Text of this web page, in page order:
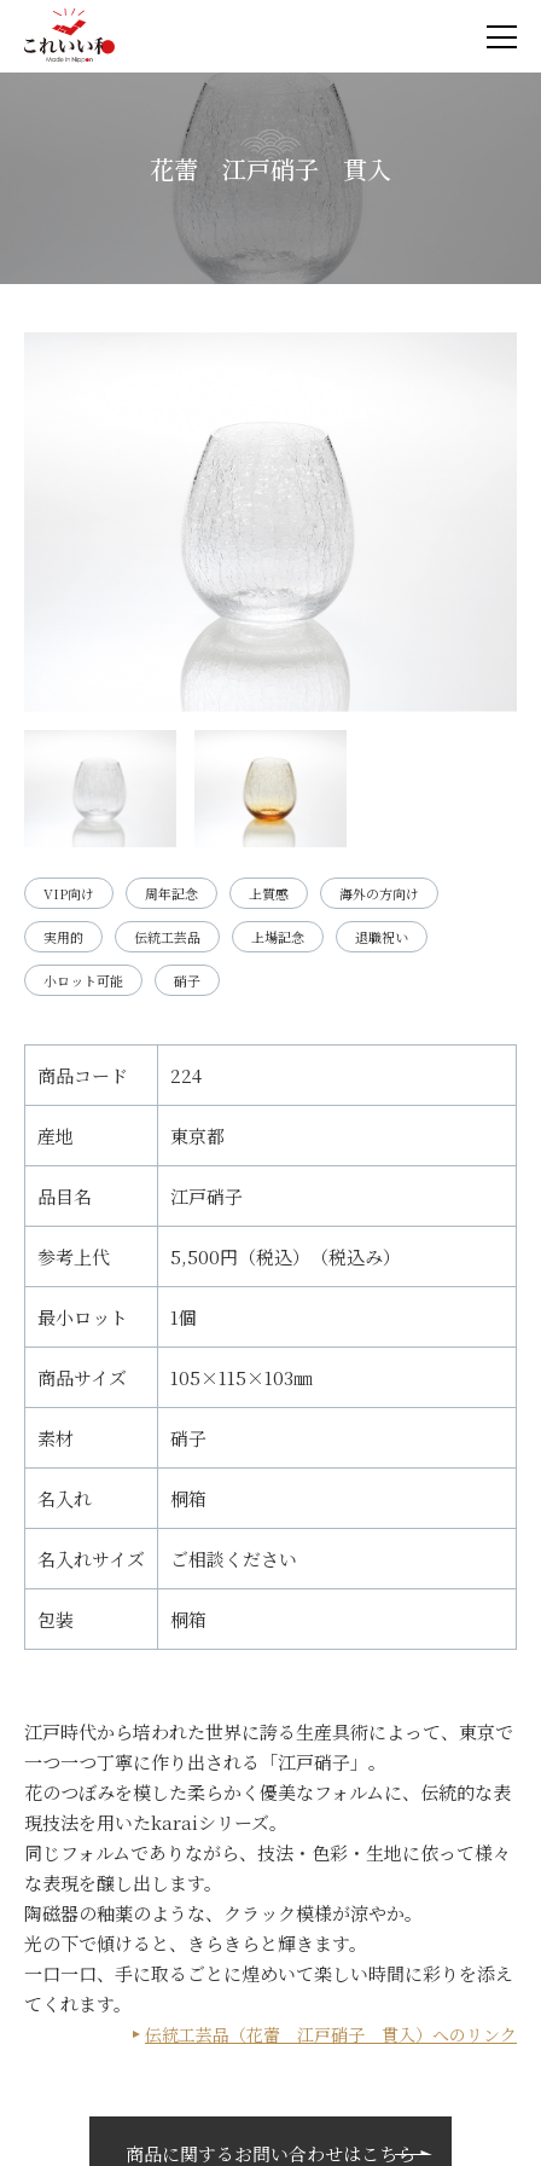
花蕾 江戸硝子 貫入
VIP向け 周年記念 上質感 海外の方向け
実用的 伝統工芸品 上場記念 退職祝い
小ロット可能 硝子
商品コード 224
産地 東京都
品目名 江戸硝子
参考上代 5,500円（税込）（税込み）
最小ロット 1個
商品サイズ 105×115×103㎜
素材 硝子
名入れ 桐箱
名入れサイズ ご相談ください
包装 桐箱
江戸時代から培われた世界に誇る生産具術によって、東京で
一つ一つ丁寧に作り出される「江戸硝子」。
花のつぼみを模した柔らかく優美なフォルムに、伝統的な表
現技法を用いたkaraiシリーズ。
同じフォルムでありながら、技法・色彩・生地に依って様々
な表現を醸し出します。
陶磁器の釉薬のような、クラック模様が涼やか。
光の下で傾けると、きらきらと輝きます。
一口一口、手に取るごとに煌めいて楽しい時間に彩りを添え
てくれます。
伝統工芸品（花蕾 江戸硝子 貫入）へのリンク
商品に関するお問い合わせはこちら